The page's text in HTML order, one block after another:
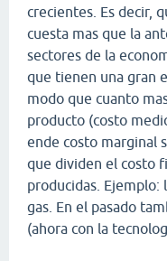
crecientes. Es decir,
cuesta mas que la
sectores de la
que tienen una gran
modo que cuanto
producto (costo
ende costo marginal
que dividen el costo
producidas. Ejemplo:
gas. En el pasado
(ahora con la